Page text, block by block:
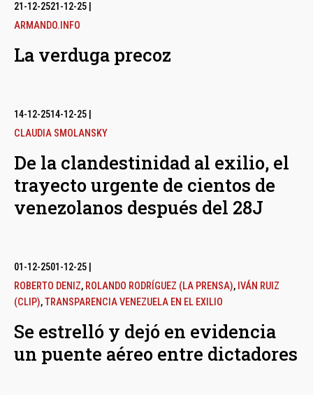
21-12-2521-12-25
ARMANDO.INFO
La verduga precoz
14-12-2514-12-25
CLAUDIA SMOLANSKY
De la clandestinidad al exilio, el
trayecto urgente de cientos de
venezolanos después del 28J
01-12-2501-12-25
ROBERTO DENIZ, ROLANDO RODRÍGUEZ (LA PRENSA), IVÁN RUIZ
(CLIP),TRANSPARENCIA VENEZUELA EN EL EXILIO
Se estrelló y dejó en evidencia
un puente aéreo entre dictadores